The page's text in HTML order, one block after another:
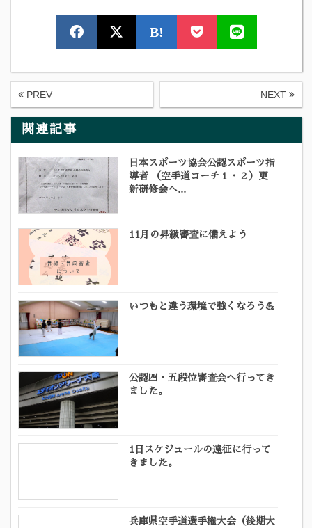
B!
PREV NEXT
関連記事
日本スポーツ協会公認スポーツ指
導者 （空手道コーチ１・２）更
新研修会へ...
11月の昇級審査に備えよう
いつもと違う環境で強くなろう💪
公認四・五段位審査会へ行ってき
ました。
1日スケジュールの遠征に行って
きました。
兵庫県空手道選手権大会（後期大